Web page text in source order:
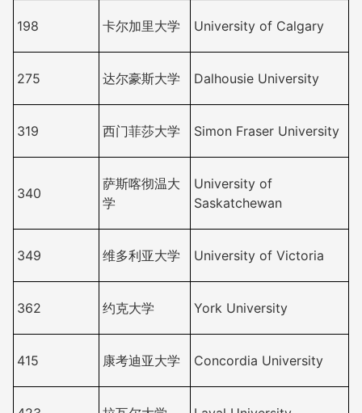
198 卡尔加里大学 University of Calgary
275 达尔豪斯大学 Dalhousie University
319 西门菲莎大学 Simon Fraser University
340
萨斯喀彻温大
学
University of
Saskatchewan
349 维多利亚大学 University of Victoria
362 约克大学 York University
415 康考迪亚大学 Concordia University